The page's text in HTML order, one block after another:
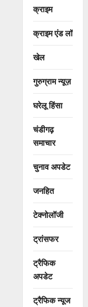
क्राइम
क्राइम एंड लॉ
खेल
गुरुग्राम न्यूज़
घरेलू हिंसा
चंडीगढ़
समाचार
चुनाव अपडेट
जनहित
टेक्नोलॉजी
ट्रांसफर
ट्रैफिक
अपडेट
ट्रैफिक न्यूज